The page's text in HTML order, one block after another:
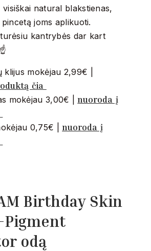
visiškai natural blakstienas,
joms aplikuoti.
kantrybės dar kart
klijus mokėjau 2,99€ |
čia
mokėjau 3,00€ |nuoroda į
0,75€ |nuoroda į
Birthday Skin
odą